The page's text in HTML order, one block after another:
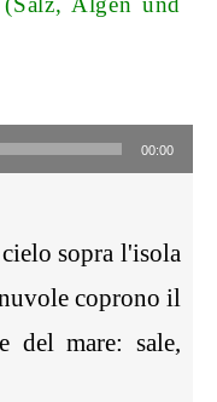
00:00
sopra l'isola
coprono il
del mare: sale,